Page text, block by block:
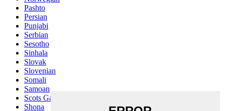
Pashto
Persian
Punjabi
Serbian
Sesotho
Sinhala
Slovak
Slovenian
Somali
Samoan
Scots Gaelic
Shona